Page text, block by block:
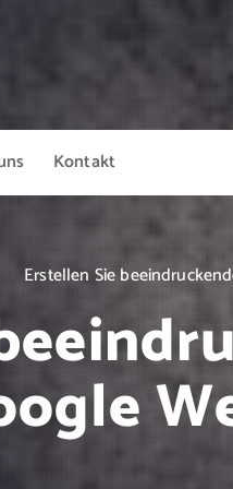
Kontakt
Erstellen Sie